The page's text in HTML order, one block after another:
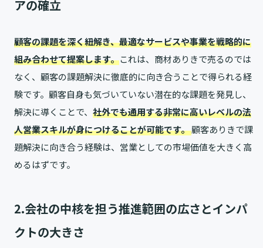
アの確立
顧客の課題を深く紐解き、最適なサービスや事業を戦略的に
組み合わせて提案します。これは、商材ありきで売るのでは
なく、顧客の課題解決に徹底的に向き合うことで得られる経
験です。顧客自身も気づいていない潜在的な課題を発見し、
解決に導くことで、 社外でも通用する非常に高いレベルの法
人営業スキルが身につけることが可能です。顧客ありきで課
題解決に向き合う経験は、営業としての市場価値を大きく高
めるはずです。
2.会社の中核を担う推進範囲の広さとインパ
クトの大きさ